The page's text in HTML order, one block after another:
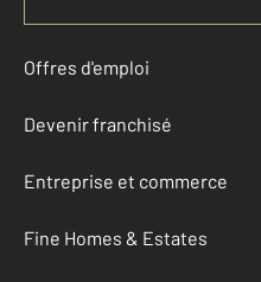
Offres d'emploi
Devenir franchisé
Entreprise et commerce
Fine Homes & Estates